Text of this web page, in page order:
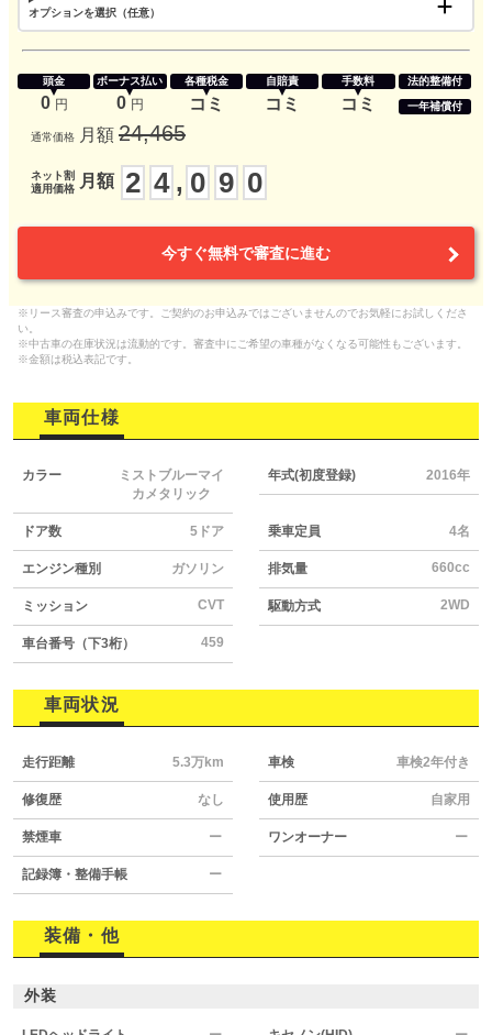
オプションを選択（任意）
頭金
0 円
ボーナス払い
0 円
各種税金
コミ
自賠責
コミ
手数料
コミ
法的整備付
一年補償付
通常価格 月額 24,465
ネット割
適用価格
月額 2 4 , 0 9 0
今すぐ無料で審査に進む
※リース審査の申込みです。ご契約のお申込みではございませんのでお気軽にお試しくださ
い。
※中古車の在庫状況は流動的です。審査中にご希望の車種がなくなる可能性もございます。
※金額は税込表記です。
車両仕様
カラー
ミストブルーマイ
カメタリック
年式(初度登録) 2016年
ドア数 5ドア 乗車定員 4名
エンジン種別 ガソリン 排気量 660cc
ミッション CVT 駆動方式 2WD
車台番号（下3桁） 459
車両状況
走行距離 5.3万km 車検 車検2年付き
修復歴 なし 使用歴 自家用
禁煙車 ー ワンオーナー ー
記録簿・整備手帳 ー
装備・他
外装